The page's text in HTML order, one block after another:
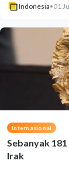
Indonesia•01
Internasional
Sebanyak
Irak